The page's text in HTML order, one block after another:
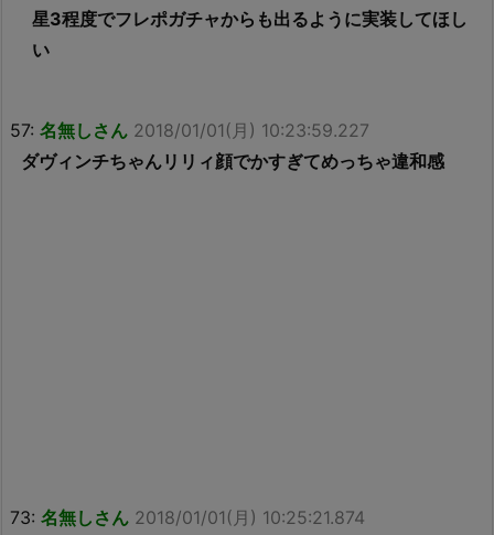
星3程度でフレポガチャからも出るように実装してほし
い
57: 名無しさん 2018/01/01(月) 10:23:59.227
ダヴィンチちゃんリリィ顔でかすぎてめっちゃ違和感
73: 名無しさん 2018/01/01(月) 10:25:21.874